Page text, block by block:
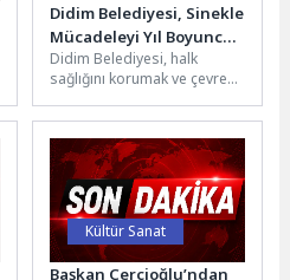
Didim Belediyesi, Sinekle
Mücadeleyi Yıl Boyunca
Sürdürüyor
Didim Belediyesi, halk
sağlığını korumak ve çevre
amacıyla sinek ve haşerelere
karşı yürüttüğü...
Kültür Sanat
Başkan Çerçioğlu’ndan